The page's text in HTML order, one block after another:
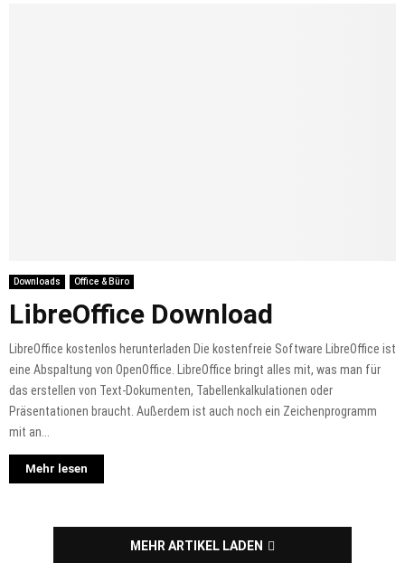
Downloads Office & Büro
LibreOffice Download
LibreOffice kostenlos herunterladen Die kostenfreie Software LibreOffice ist
eine Abspaltung von OpenOffice. LibreOffice bringt alles mit, was man für
das erstellen von Text-Dokumenten, Tabellenkalkulationen oder
Präsentationen braucht. Außerdem ist auch noch ein Zeichenprogramm
mit an...
Mehr lesen
MEHR ARTIKEL LADEN